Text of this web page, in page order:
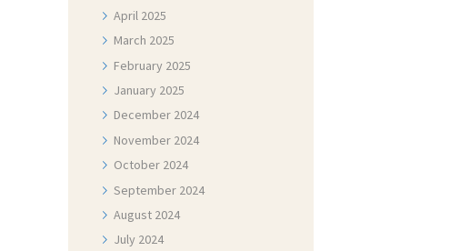
April 2025
March 2025
February 2025
January 2025
December 2024
November 2024
October 2024
September 2024
August 2024
July 2024